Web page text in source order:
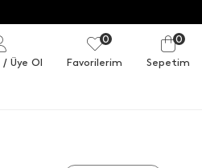
/ Üye Ol
0
Favorilerim
0
Sepetim